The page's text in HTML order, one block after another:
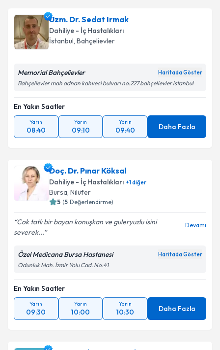
Uzm. Dr. Sedat Irmak
Dahiliye - İç Hastalıkları
İstanbul, Bahçelievler
Memorial Bahçelievler Haritada Göster
Bahçelievler mah adnan kahveci bulvarı no:227 bahçelievler istanbul
En Yakın Saatler
Yarın
08:40
Yarın
09:10
Yarın
09:40 Daha Fazla
Doç. Dr. Pınar Köksal
Dahiliye - İç Hastalıkları +1diğer
Bursa, Nilüfer
5 (5 Değerlendirme)
Cok tatlı bir bayan konuşkan ve guleryuzlu isini
severek...
Devamı
Özel Medicana Bursa Hastanesi Haritada Göster
Odunluk Mah. İzmir Yolu Cad. No:41
En Yakın Saatler
Yarın
09:30
Yarın
10:00
Yarın
10:30 Daha Fazla